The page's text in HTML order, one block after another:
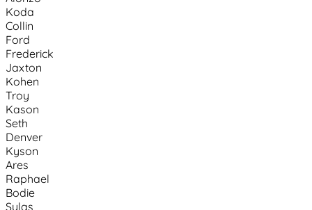
Koda
Collin
Ford
Frederick
Jaxton
Kohen
Troy
Kason
Seth
Denver
Kyson
Ares
Raphael
Bodie
Sylas